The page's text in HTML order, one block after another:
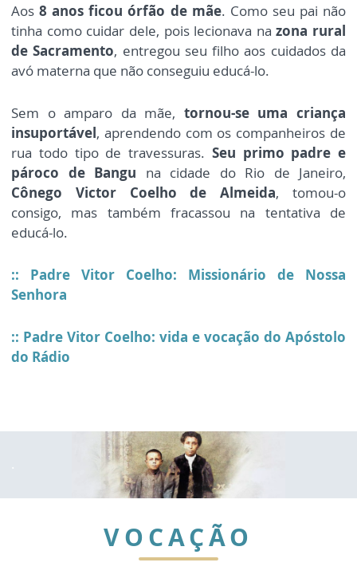
Aos8 anos ficou órfão de mãe. Como seu pai não
tinha como cuidar dele, pois lecionava nazona rural
de Sacramento, entregou seu filho aos cuidados da
avó materna que não conseguiu educá-lo.
Sem o amparo da mãe, tornou-se uma criança
insuportável, aprendendo com os companheiros de
rua todo tipo de travessuras. Seu primo padre e
pároco de Bangu na cidade do Rio de Janeiro,
Cônego Victor Coelho de Almeida, tomou-o
consigo, mas também fracassou na tentativa de
educá-lo.
:: Padre Vitor Coelho: Missionário de Nossa
Senhora
:: Padre Vitor Coelho: vida e vocação do Apóstolo
do Rádio
.
VOCAÇÃO